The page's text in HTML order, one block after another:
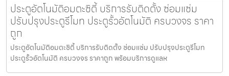
ประตูอัตโนมัติอมตะซิตี้ บริการรับติดตั้ง ซ่อมแซ่ม
ปรับปรุงประตูรีโมท ประตูรั้วอัตโนมัติ ครบวงจร ราคา
ถูก
ประตูอัตโนมัติอมตะซิตี้ บริการรับติดตั้ง ซ่อมแซ่ม ปรับปรุงประตูรีโมท
ประตูรั้วอัตโนมัติ ครบวงจร ราคาถูก พร้อมบริการดูแลห